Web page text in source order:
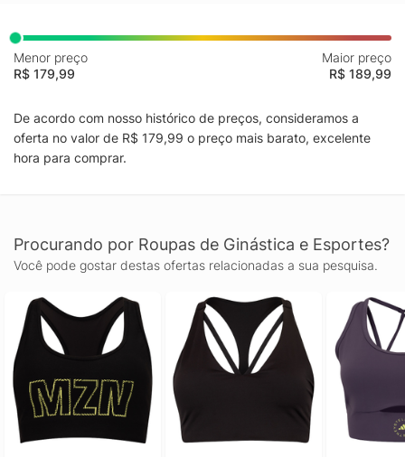
Menor preço
R$ 179,99
Maior preço
R$ 189,99
De acordo com nosso histórico de preços, consideramos a
oferta no valor de R$ 179,99 o preço mais barato, excelente
hora para comprar.
Procurando por Roupas de Ginástica e Esportes?
Você pode gostar destas ofertas relacionadas a sua pesquisa.